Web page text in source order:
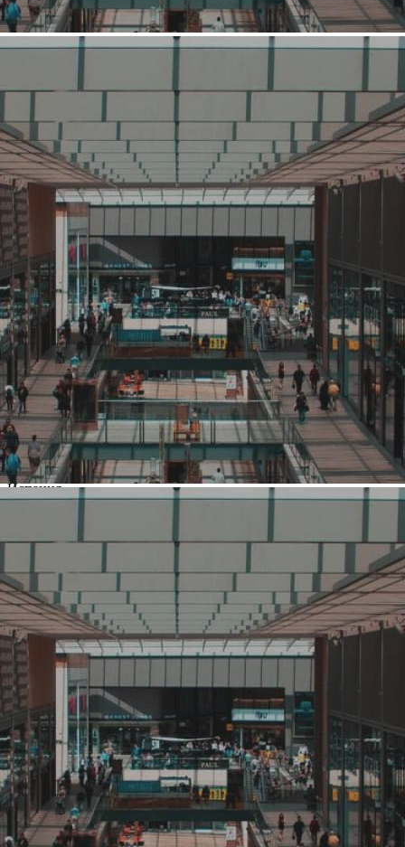
Выше среднего
Связаться с ритейлером Узнать планы развития ритейлера
Бренд Barcelo Biagi создан в 1987 году в Мадриде. Под этой
испанской маркой выпускается мужская и женская
качественная обувь и сумки. Сегодня продукция с логотипом
Barcelo Biagi любима во многих странах Евросоюза, а так же в
России. Бренд Barcelo Biagi официально представлен в
России. Основные направления деятельности компании-
представителя Barcelo Biagi – это продажа мужской обуви и
сумок, продажа женской обуви...
3755 (+2)
Навигация
О ритейлере
О компании
Информация о развитии ритейлера
Где представлена ТС
Контакты
О ритейлере Barcelo Biagi
Название:
Barcelo Biagi
Компания создана в стране
Испания
Основной вид деятельности
Ценовая категория
Компания основана
1987
Количество объектов в мире
25
Количество объектов в России
25
Представлены в регионах
Москва
Санкт-Петербург,Адлер,Владикавказ
Каспийск ,Краснодар Новороссийск,Самара,Симферополь
Сочи ,Суровикино,Уфа Челябинск ,Чита
Изменить
Наличие франчайзинга
Да
О компании Barcelo Biagi